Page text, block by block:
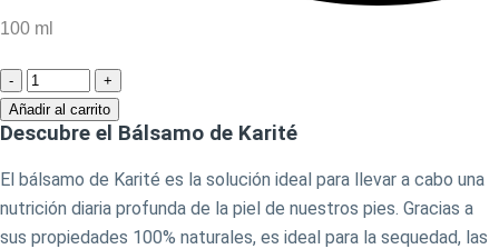
100 ml
Añadir al carrito
Descubre el Bálsamo de Karité
El bálsamo de Karité es la solución ideal para llevar a cabo una
nutrición diaria profunda de la piel de nuestros pies. Gracias a
sus propiedades 100% naturales, es ideal para la sequedad, las